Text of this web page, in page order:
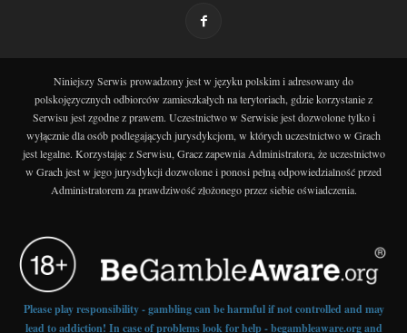
Niniejszy Serwis prowadzony jest w języku polskim i adresowany do
polskojęzycznych odbiorców zamieszkałych na terytoriach, gdzie korzystanie z
Serwisu jest zgodne z prawem. Uczestnictwo w Serwisie jest dozwolone tylko i
wyłącznie dla osób podlegających jurysdykcjom, w których uczestnictwo w Grach
jest legalne. Korzystając z Serwisu, Gracz zapewnia Administratora, że uczestnictwo
w Grach jest w jego jurysdykcji dozwolone i ponosi pełną odpowiedzialność przed
Administratorem za prawdziwość złożonego przez siebie oświadczenia.
Please play responsibility - gambling can be harmful if not controlled and may
lead to addiction! In case of problems look for help - begambleaware.org and